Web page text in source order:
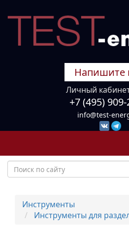
Напишите
Личный
+7 (495) 909-
info@test-
Инструменты
Инструменты для